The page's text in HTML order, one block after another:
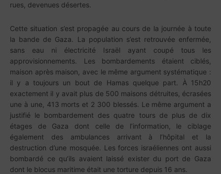
rues, devenues désertes.
Cette situation s’est propagée au cours de la journée à toute
la bande de Gaza. La population s’est retrouvée enfermée,
sans eau ni électricité Israël ayant coupé tous les
approvisionnements. Les bombardements étaient ciblés,
maison après maison, avec le même argument systématique :
il y a toujours un bout de Hamas quelque part. À 15h20
exactement il y avait plus de 500 maisons détruites, écrasées
une à une, 413 morts et 2 300 blessés. Le même argument a
justifié le bombardement des quatre tours de plus de dix
étages de Gaza dont celle de l’information, le ciblage
également des ambulances arrivant à l’hôpital et la
destruction d’une mosquée. Les forces israéliennes ont aussi
bombardé ce qu’ils avaient laissé exister du port de Gaza
dont le blocus maritime était une torture depuis 16 ans.